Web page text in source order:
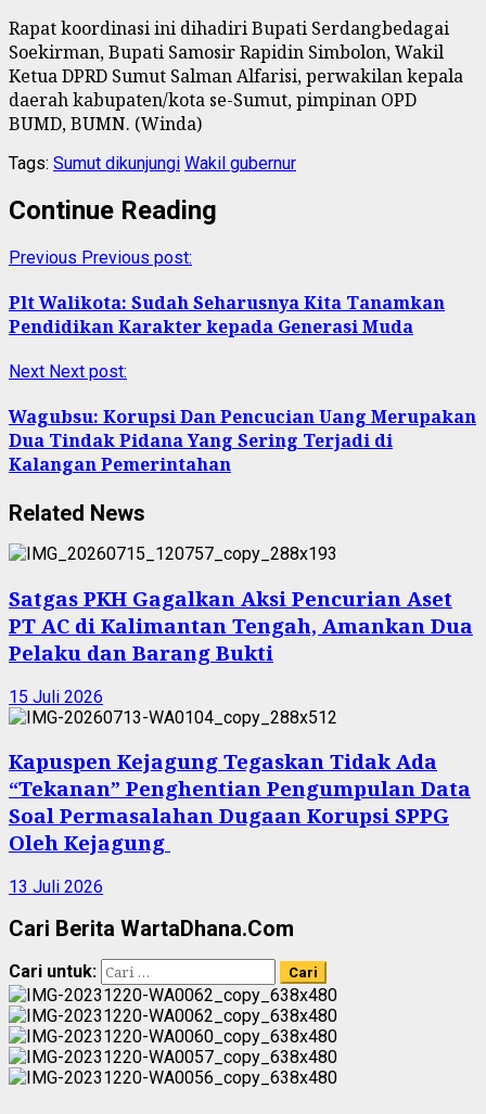
Rapat koordinasi ini dihadiri Bupati Serdangbedagai
Soekirman, Bupati Samosir Rapidin Simbolon, Wakil
Ketua DPRD Sumut Salman Alfarisi, perwakilan kepala
daerah kabupaten/kota se-Sumut, pimpinan OPD
BUMD, BUMN. (Winda)
Tags: Sumut dikunjungi Wakil gubernur
Continue Reading
Previous Previous post:
Plt Walikota: Sudah Seharusnya Kita Tanamkan
Pendidikan Karakter kepada Generasi Muda
Next Next post:
Wagubsu: Korupsi Dan Pencucian Uang Merupakan
Dua Tindak Pidana Yang Sering Terjadi di
Kalangan Pemerintahan
Related News
Satgas PKH Gagalkan Aksi Pencurian Aset
PT AC di Kalimantan Tengah, Amankan Dua
Pelaku dan Barang Bukti
15 Juli 2026
Kapuspen Kejagung Tegaskan Tidak Ada
“Tekanan” Penghentian Pengumpulan Data
Soal Permasalahan Dugaan Korupsi SPPG
Oleh Kejagung
13 Juli 2026
Cari Berita WartaDhana.Com
Cari untuk: